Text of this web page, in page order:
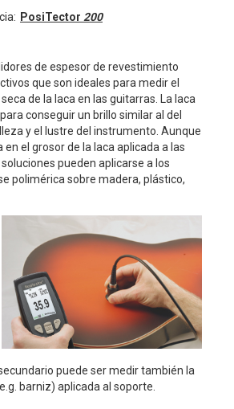
PosiTector 200
de espesor de revestimiento
que son ideales para medir el
de la laca en las guitarras. La laca
conseguir un brillo similar al del
y el lustre del instrumento. Aunque
el grosor de la laca aplicada a las
pueden aplicarse a los
polimérica sobre madera, plástico,
puede ser medir también la
barniz) aplicada al soporte.